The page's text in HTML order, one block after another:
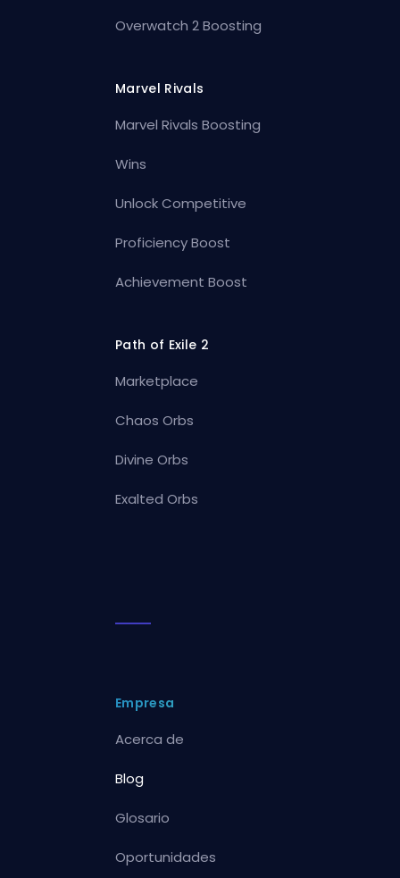
Overwatch 2 Boosting
Marvel Rivals
Marvel Rivals Boosting
Wins
Unlock Competitive
Proficiency Boost
Achievement Boost
Path of Exile 2
Marketplace
Chaos Orbs
Divine Orbs
Exalted Orbs
Empresa
Acerca de
Blog
Glosario
Oportunidades